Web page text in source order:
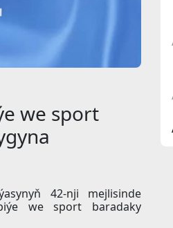
we sport
42-nji mejlisinde
we sport baradaky